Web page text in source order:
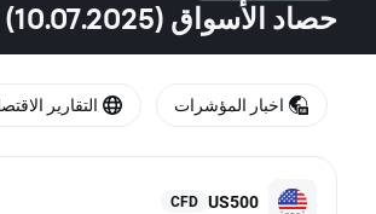
حصاد الأسواق (10.07.2025)
US500
CFD
اخبار المؤشرات التقارير